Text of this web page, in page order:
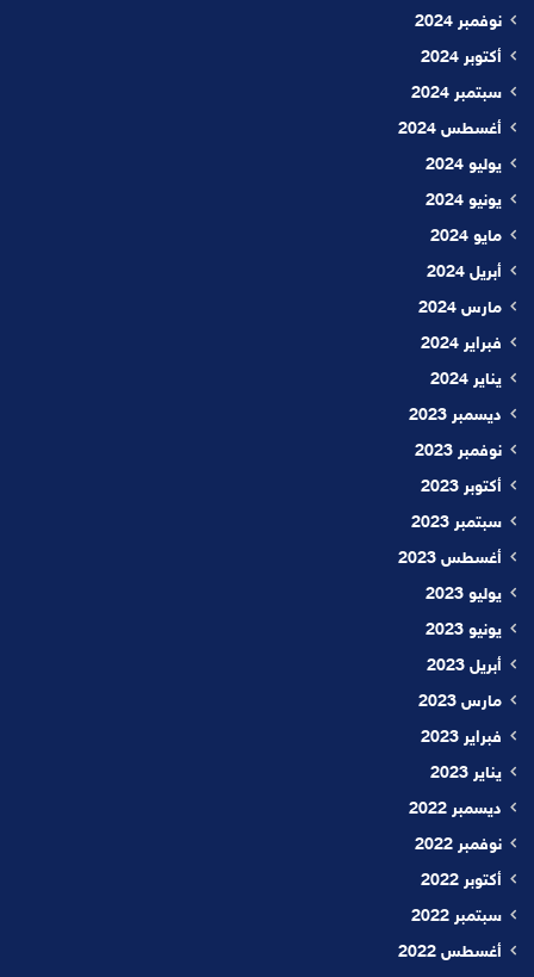
نوفمبر 2024
أكتوبر 2024
سبتمبر 2024
أغسطس 2024
يوليو 2024
يونيو 2024
مايو 2024
أبريل 2024
مارس 2024
فبراير 2024
يناير 2024
ديسمبر 2023
نوفمبر 2023
أكتوبر 2023
سبتمبر 2023
أغسطس 2023
يوليو 2023
يونيو 2023
أبريل 2023
مارس 2023
فبراير 2023
يناير 2023
ديسمبر 2022
نوفمبر 2022
أكتوبر 2022
سبتمبر 2022
أغسطس 2022